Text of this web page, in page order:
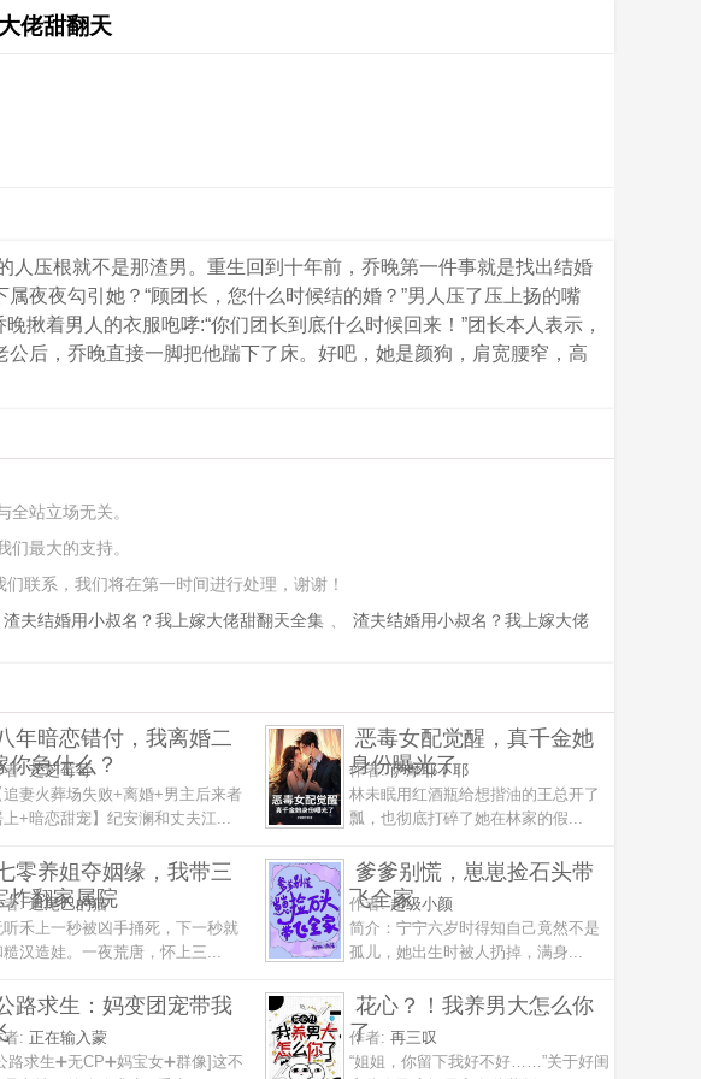
佬甜翻天
人压根就不是那渣男。重生回到十年前，乔晚第一件事就是找出结婚
夜夜勾引她？“顾团长，您什么时候结的婚？”男人压了压上扬的嘴
揪着男人的衣服咆哮:“你们团长到底什么时候回来！”团长本人表示，
后，乔晚直接一脚把他踹下了床。好吧，她是颜狗，肩宽腰窄，高
全站立场无关。
们最大的支持。
联系，我们将在第一时间进行处理，谢谢！
渣夫结婚用小叔名？我上嫁大佬甜翻天全集 、
渣夫结婚用小叔名？我上嫁大佬
年暗恋错付，我离婚二
你急什么？
者:芝芝莓莓
追妻火葬场失败+离婚+男主后来者
上+暗恋甜宠】纪安澜和丈夫江...
恶毒女配觉醒，真千金她
身份曝光了
作者:萨摩耶不耶
林未眠用红酒瓶给想揩油的王总开了
瓢，也彻底打碎了她在林家的假...
零养姐夺姻缘，我带三
炸翻家属院
者:追尾巴的猫
听禾上一秒被凶手捅死，下一秒就
糙汉造娃。一夜荒唐，怀上三...
爹爹别慌，崽崽捡石头带
飞全家
作者:超级小颜
简介：宁宁六岁时得知自己竟然不是
孤儿，她出生时被人扔掉，满身...
路求生：妈变团宠带我
者: 正在输入蒙
路求生➕无CP➕妈宝女➕群像]这不
花心？！我养男大怎么你
了
作者: 再三叹
“姐姐，你留下我好不好……”关于好闺